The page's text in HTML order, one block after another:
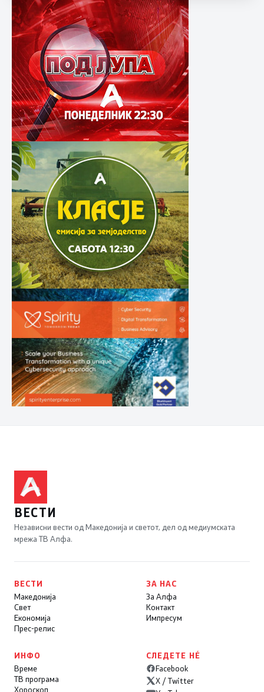
ВЕСТИ
Независни вести од Македонија и светот, дел од медиумската
мрежа ТВ Алфа.
ВЕСТИ
Македонија
Свет
Економија
Прес-релис
ЗА НАС
За Алфа
Контакт
Импресум
ИНФО
Време
ТВ програма
Хороскоп
СЛЕДЕТЕ НÉ
Facebook
X / Twitter